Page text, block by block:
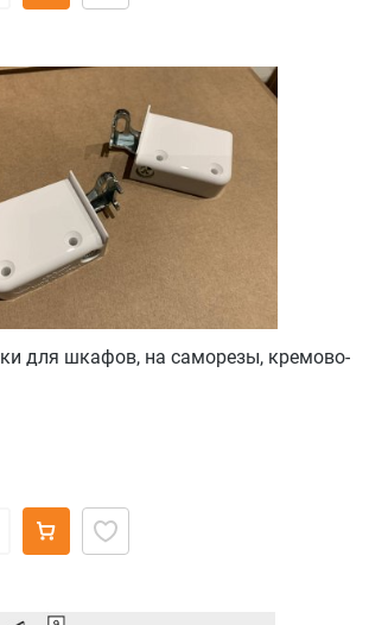
для шкафов, на саморезы, кремово-